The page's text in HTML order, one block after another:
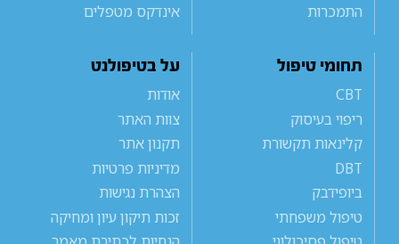
התמכרות
אינדקס מטפלים
תחומי טיפול
CBT
ריפוי בעיסוק
קלינאות תקשורת
DBT
ביופידבק
טיפול משפחתי
על בטיפולנט
אודות
צוות האתר
תקנון אתר
מדיניות פרטיות
הצהרת נגישות
זכות תיקון עיון ומחיקה